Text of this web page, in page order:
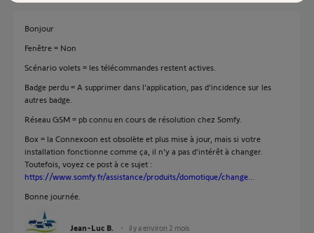
Bonjour
Fenêtre = Non
Scénario volets = les télécommandes restent actives.
Badge perdu = A supprimer dans l'application, pas d'incidence sur les
autres badge.
Réseau GSM = pb connu en cours de résolution chez Somfy.
Box = la Connexoon est obsolète et plus mise à jour, mais si votre
installation fonctionne comme ça, il n'y a pas d'intérêt à changer.
Toutefois, voyez ce post à ce sujet :
https://www.somfy.fr/assistance/produits/domotique/change...
Bonne journée.
Jean-Luc B. il y a environ 2 mois